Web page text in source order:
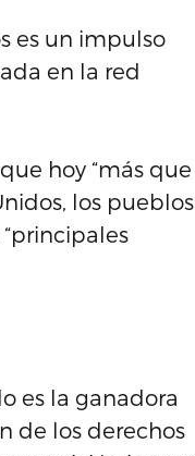
es un impulso
en la red
hoy “más que
los pueblos
es la ganadora
de los derechos